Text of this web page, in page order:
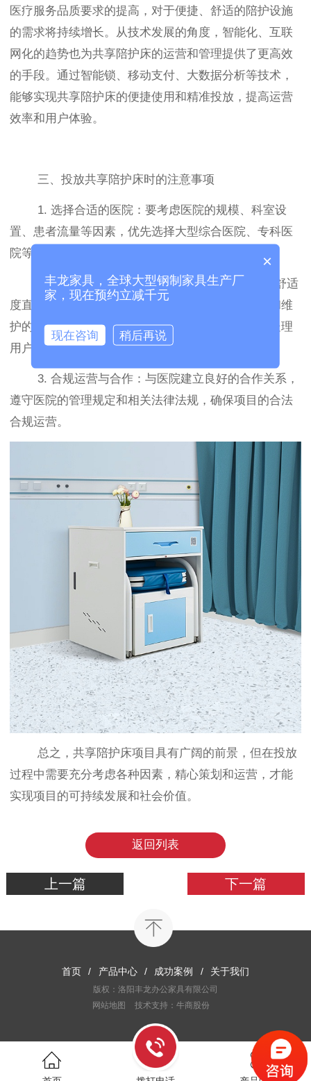
医疗服务品质要求的提高，对于便捷、舒适的陪护设施
的需求将持续增长。从技术发展的角度，智能化、互联
网化的趋势也为共享陪护床的运营和管理提供了更高效
的手段。通过智能锁、移动支付、大数据分析等技术，
能够实现共享陪护床的便捷使用和精准投放，提高运营
效率和用户体验。
三、投放共享陪护床时的注意事项
1. 选择合适的医院：要考虑医院的规模、科室设
置、患者流量等因素，优先选择大型综合医院、专科医
院等高需求场所。
2. 确保产品质量和服务：共享陪护床的质量和舒适
度直接影响用户体验，要选择坚固耐用、易于清洁和维
护的产品。同时，建立完善的售后服务体系，及时处理
用户的问题和投诉。
3. 合规运营与合作：与医院建立良好的合作关系，
遵守医院的管理规定和相关法律法规，确保项目的合法
合规运营。
总之，共享陪护床项目具有广阔的前景，但在投放
过程中需要充分考虑各种因素，精心策划和运营，才能
实现项目的可持续发展和社会价值。
返回列表
上一篇 下一篇
首页 / 产品中心 / 成功案例 / 关于我们
版权：洛阳丰龙办公家具有限公司
网站地图
技术支持：牛商股份
×
丰龙家具，全球大型钢制家具生产厂
家，现在预约立减千元
现在咨询 稍后再说